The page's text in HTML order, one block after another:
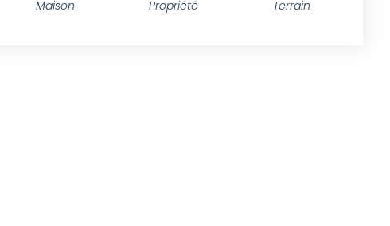
Maison Propriété Terrain